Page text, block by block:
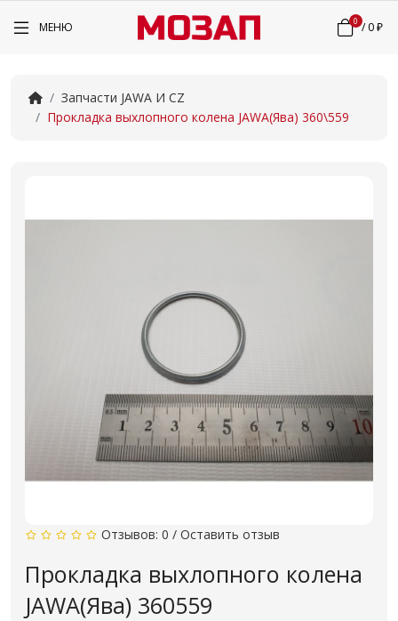
МЕНЮ 0 /0 ₽
Запчасти JAWA И CZ
Прокладка выхлопного колена JAWA(Ява) 360\559
Отзывов: 0 / Оставить отзыв
Прокладка выхлопного колена
JAWA(Ява) 360559